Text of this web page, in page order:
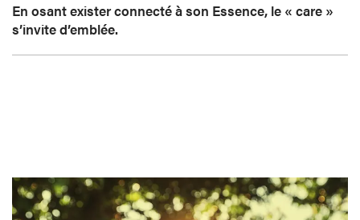
En osant exister connecté à son Essence, le « care »
s’invite d’emblée.